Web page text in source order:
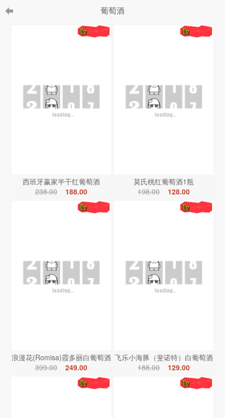
葡萄酒
西班牙赢家半干红葡萄酒
238.00
188.00
莫氏桃红葡萄酒1瓶
198.00
128.00
浪漫花(Romisa)霞多丽白葡萄酒
399.00
249.00
飞乐小海豚（斐诺特）白葡萄酒
188.00
129.00